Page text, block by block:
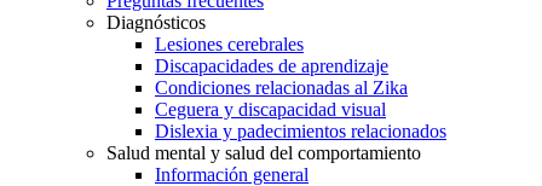
Diagnósticos
Lesiones cerebrales
Discapacidades de aprendizaje
Condiciones relacionadas al Zika
Ceguera y discapacidad visual
Dislexia y padecimientos relacionados
Salud mental y salud del comportamiento
Información general